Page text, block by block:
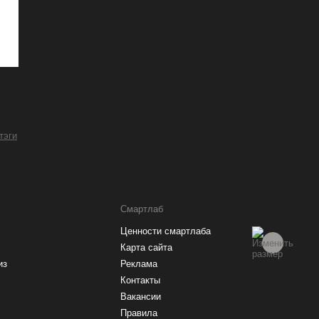
Смартлаб
Ценности смартлаба
Карта сайта
Реклама
Контакты
Вакансии
Правила